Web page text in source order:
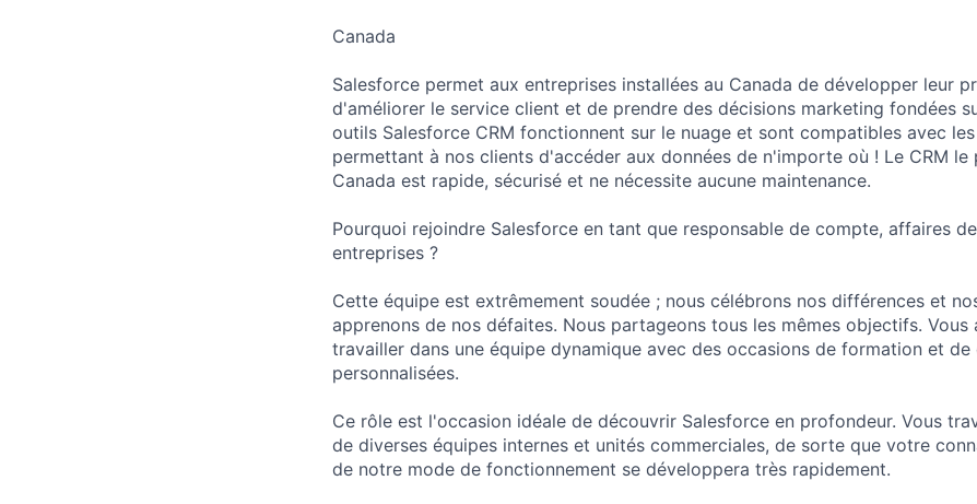
Canada
Salesforce permet aux entreprises installées au Canada de développer leur
d'améliorer le service client et de prendre des décisions marketing fondées
outils Salesforce CRM fonctionnent sur le nuage et sont compatibles avec
permettant à nos clients d'accéder aux données de n'importe où ! Le CRM le
Canada est rapide, sécurisé et ne nécessite aucune maintenance.
Pourquoi rejoindre Salesforce en tant que responsable de compte, affaires
entreprises ?
Cette équipe est extrêmement soudée ; nous célébrons nos différences et
apprenons de nos défaites. Nous partageons tous les mêmes objectifs. Vous
travailler dans une équipe dynamique avec des occasions de formation et de
personnalisées.
Ce rôle est l'occasion idéale de découvrir Salesforce en profondeur. Vous
de diverses équipes internes et unités commerciales, de sorte que votre
de notre mode de fonctionnement se développera très rapidement.